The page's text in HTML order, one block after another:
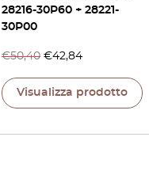
28216-30P60 + 28221-
30P00
€50,40 €42,84
Visualizza prodotto